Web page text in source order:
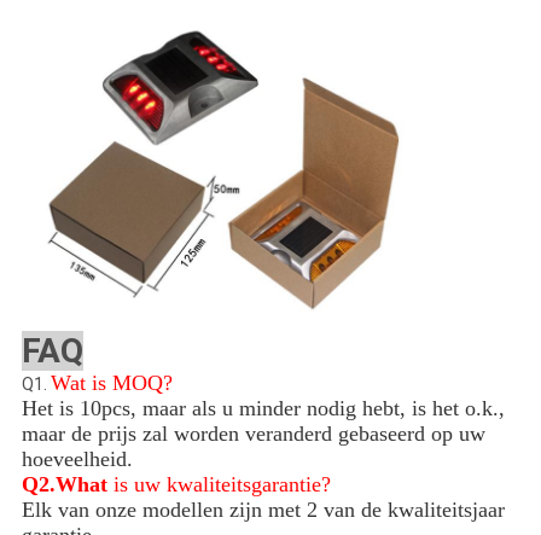
FAQ
Q1. Wat is MOQ?
Het is 10pcs, maar als u minder nodig hebt, is het o.k.,
maar de prijs zal worden veranderd gebaseerd op uw
hoeveelheid.
Q2.Whatis uw kwaliteitsgarantie?
Elk van onze modellen zijn met 2 van de kwaliteitsjaar